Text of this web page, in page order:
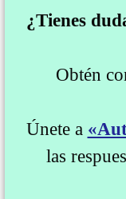
¿Tienes
Obtén
Únete a
las